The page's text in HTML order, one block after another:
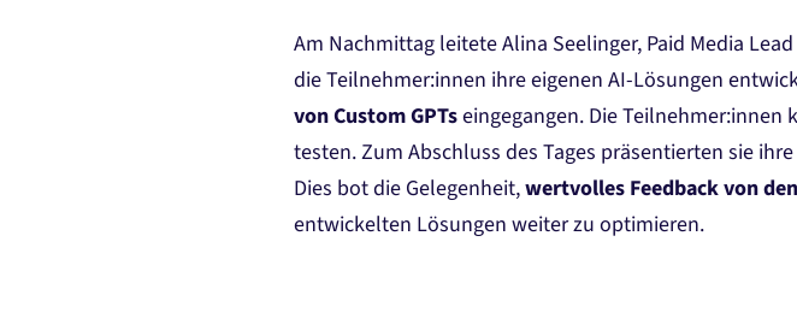
Am Nachmittag leitete Alina Seelinger, Paid Media
die Teilnehmer:innen ihre eigenen AI-Lösungen
von Custom GPTseingegangen. Die
testen​. Zum Abschluss des Tages präsentierten sie
Dies bot die Gelegenheit,wertvolles Feedback von
entwickelten Lösungen weiter zu optimieren​.